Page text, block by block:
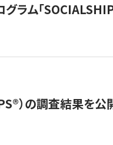
ラム「
）の調査結果を公